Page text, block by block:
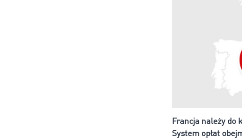
Francja należy do
System opłat